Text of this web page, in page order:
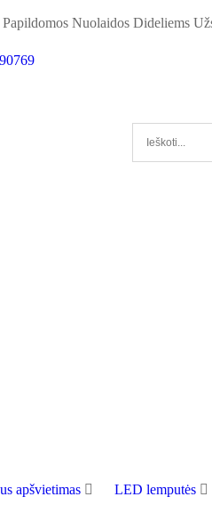
Papildomos Nuolaidos Dideliems
apšvietimas LED lemputės